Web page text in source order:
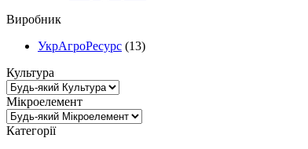
Виробник
УкрАгроРесурс (13)
Культура
Мікроелемент
Категорії